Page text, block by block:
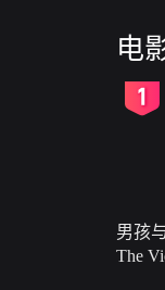
电
男孩
The